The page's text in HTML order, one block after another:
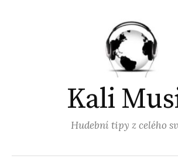
Kali
Hudební tipy z celého